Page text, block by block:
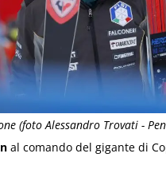
(foto Alessandro Trovati -
al comando del gigante di